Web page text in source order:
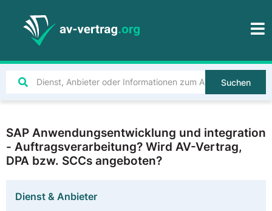
Suchen
SAP Anwendungsentwicklung und integration
- Auftragsverarbeitung? Wird AV-Vertrag,
DPA bzw. SCCs angeboten?
Dienst & Anbieter